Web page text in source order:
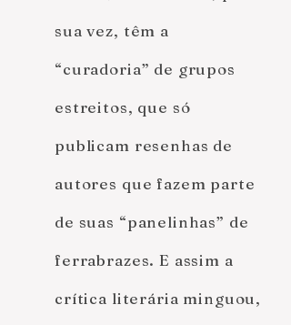
sua vez, têm a
“curadoria” de grupos
estreitos, que só
publicam resenhas de
autores que fazem parte
de suas “panelinhas” de
ferrabrazes. E assim a
crítica literária minguou,